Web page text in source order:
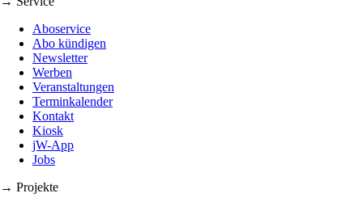
Aboservice
Abo kündigen
Newsletter
Werben
Veranstaltungen
Terminkalender
Kontakt
Kiosk
jW-App
Jobs
→ Projekte